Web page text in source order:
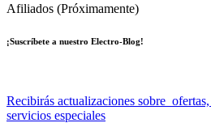
Afiliados (Próximamente)
¡Suscríbete a nuestro Electro-Blog!
Recibirás actualizaciones sobre
servicios especiales